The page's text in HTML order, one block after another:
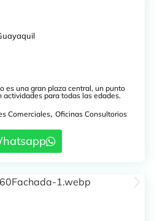
es una gran plaza central, un punto
para todas las edades.
Comerciales, Oficinas Consultorios